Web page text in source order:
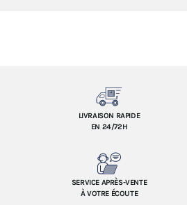
LIVRAISON RAPIDE
EN 24/72H
SERVICE APRÈS-VENTE
À VOTRE ÉCOUTE